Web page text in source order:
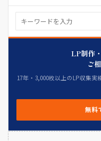
LP制作
ご
17年・3,000枚以上のLP収集
無料